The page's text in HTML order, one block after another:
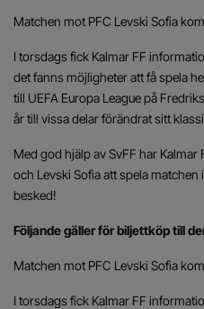
Matchen mot PFC Levski Sofia
I torsdags fick Kalmar FF
det fanns möjligheter att få spela
till UEFA Europa League på
år till vissa delar förändrat sitt
Med god hjälp av SvFF har Kalmar
och Levski Sofia att spela matchen
besked!
Följande gäller för biljettköp till
Matchen mot PFC Levski Sofia
I torsdags fick Kalmar FF